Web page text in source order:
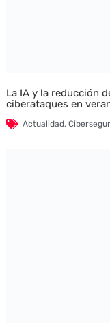
La IA y la reducción
ciberataques en
Actualidad,